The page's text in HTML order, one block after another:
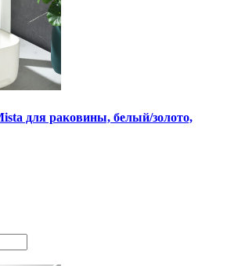
для раковины, белый/золото,